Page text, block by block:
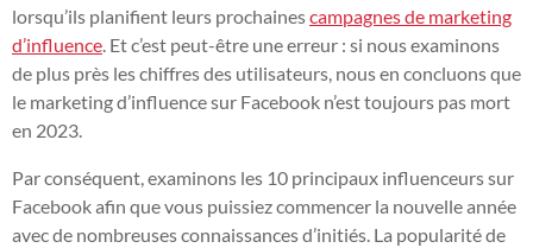
lorsqu’ils planifient leurs prochainescampagnes de marketing
d’influence . Et c’est peut-être une erreur : si nous examinons
de plus près les chiffres des utilisateurs, nous en concluons que
le marketing d’influence sur Facebook n’est toujours pas mort
en 2023.
Par conséquent, examinons les 10 principaux influenceurs sur
Facebook afin que vous puissiez commencer la nouvelle année
avec de nombreuses connaissances d’initiés. La popularité de